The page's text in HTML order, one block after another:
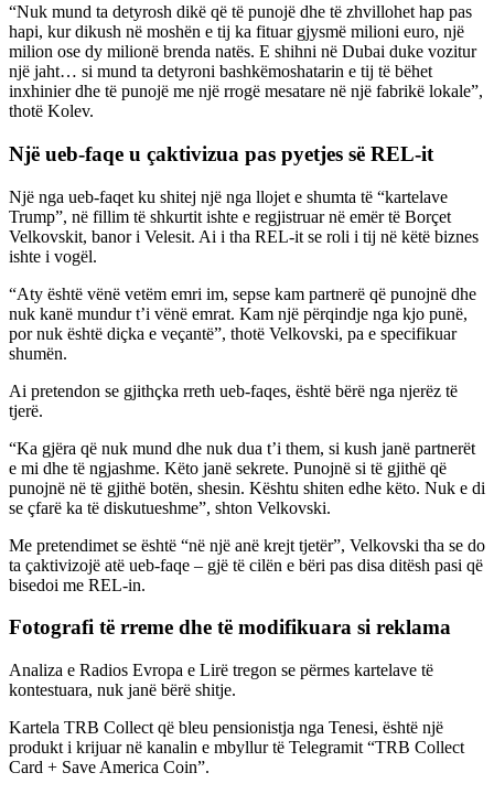
“Nuk mund ta detyrosh dikë që të punojë dhe të zhvillohet hap pas
hapi, kur dikush në moshën e tij ka fituar gjysmë milioni euro, një
milion ose dy milionë brenda natës. E shihni në Dubai duke vozitur
një jaht… si mund ta detyroni bashkëmoshatarin e tij të bëhet
inxhinier dhe të punojë me një rrogë mesatare në një fabrikë lokale”,
thotë Kolev.
Një ueb-faqe u çaktivizua pas pyetjes së REL-it
Një nga ueb-faqet ku shitej një nga llojet e shumta të “kartelave
Trump”, në fillim të shkurtit ishte e regjistruar në emër të Borçet
Velkovskit, banor i Velesit. Ai i tha REL-it se roli i tij në këtë biznes
ishte i vogël.
“Aty është vënë vetëm emri im, sepse kam partnerë që punojnë dhe
nuk kanë mundur t’i vënë emrat. Kam një përqindje nga kjo punë,
por nuk është diçka e veçantë”, thotë Velkovski, pa e specifikuar
shumën.
Ai pretendon se gjithçka rreth ueb-faqes, është bërë nga njerëz të
tjerë.
“Ka gjëra që nuk mund dhe nuk dua t’i them, si kush janë partnerët
e mi dhe të ngjashme. Këto janë sekrete. Punojnë si të gjithë që
punojnë në të gjithë botën, shesin. Kështu shiten edhe këto. Nuk e di
se çfarë ka të diskutueshme”, shton Velkovski.
Me pretendimet se është “në një anë krejt tjetër”, Velkovski tha se do
ta çaktivizojë atë ueb-faqe – gjë të cilën e bëri pas disa ditësh pasi që
bisedoi me REL-in.
Fotografi të rreme dhe të modifikuara si reklama
Analiza e Radios Evropa e Lirë tregon se përmes kartelave të
kontestuara, nuk janë bërë shitje.
Kartela TRB Collect që bleu pensionistja nga Tenesi, është një
produkt i krijuar në kanalin e mbyllur të Telegramit “TRB Collect
Card + Save America Coin”.